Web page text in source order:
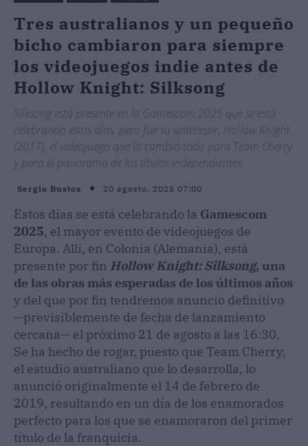
Tres australianos y un pequeño
bicho cambiaron para siempre
los videojuegos indie antes de
Hollow Knight: Silksong
Silksong está presente en la Gamescom 2025 que se está
celebrando estos días, pero fue su antecesor, Hollow Knight
(2017), el videojuego que lo cambió todo para Team Cherry
y para el panorama de los títulos independientes.
Sergio Bustos 20 agosto, 2025 07:00
Estos días se está celebrando la Gamescom
2025, el mayor evento de videojuegos de
Europa. Allí, en Colonia (Alemania), está
presente por fin Hollow Knight: Silksong, una
de las obras más esperadas de los últimos años
y del que por fin tendremos anuncio definitivo
—previsiblemente de fecha de lanzamiento
cercana— el próximo 21 de agosto a las 16:30.
Se ha hecho de rogar, puesto que Team Cherry,
el estudio australiano que lo desarrolla, lo
anunció originalmente el 14 de febrero de
2019, resultando en un día de los enamorados
perfecto para los que se enamoraron del primer
título de la franquicia.